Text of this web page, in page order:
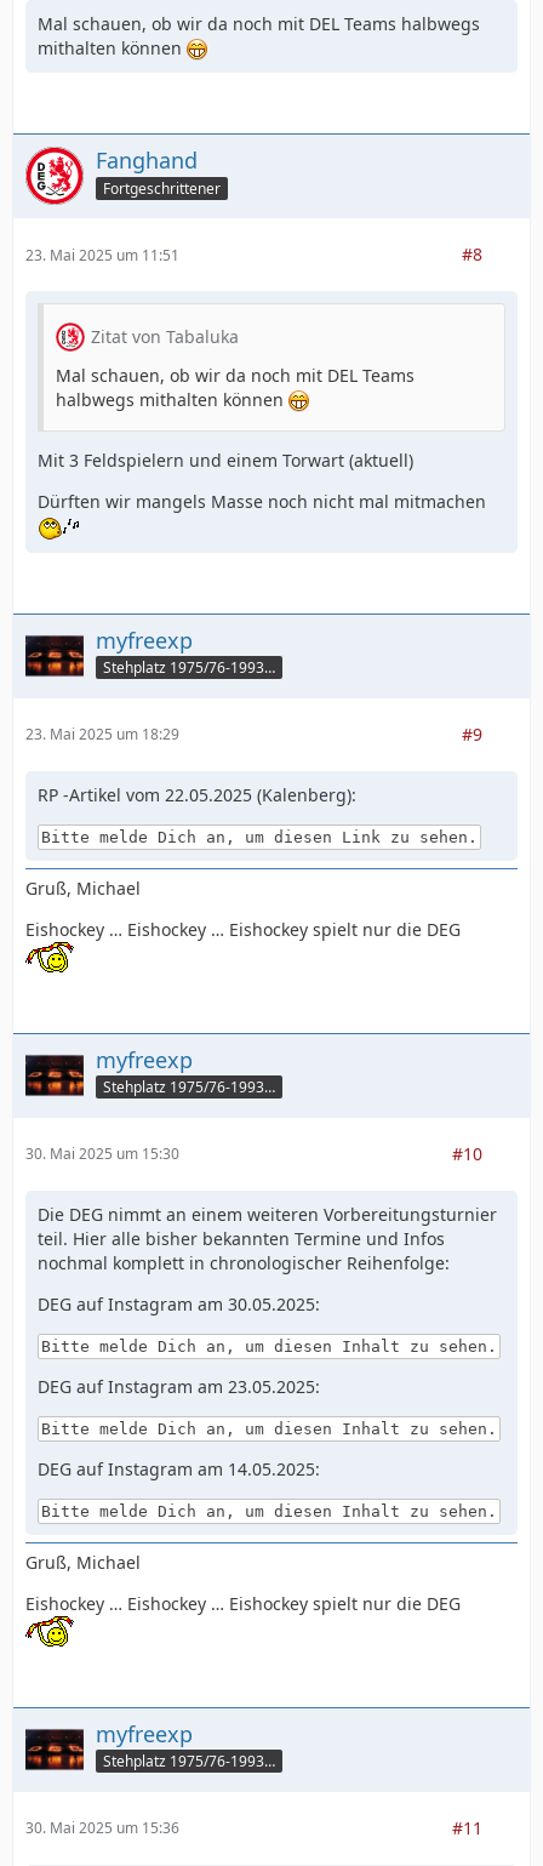
Mal schauen, ob wir da noch mit DEL Teams halbwegs
mithalten können
Fanghand
Fortgeschrittener
23. Mai 2025 um 11:51 #8
Zitat von Tabaluka
Mal schauen, ob wir da noch mit DEL Teams
halbwegs mithalten können
Mit 3 Feldspielern und einem Torwart (aktuell)
Dürften wir mangels Masse noch nicht mal mitmachen
myfreexp
Stehplatz 1975/76-1993/94
23. Mai 2025 um 18:29 #9
RP -Artikel vom 22.05.2025 (Kalenberg):
Bitte melde Dich an, um diesen Link zu sehen.
Gruß, Michael
Eishockey … Eishockey … Eishockey spielt nur die DEG
myfreexp
Stehplatz 1975/76-1993/94
30. Mai 2025 um 15:30 #10
Die DEG nimmt an einem weiteren Vorbereitungsturnier
teil. Hier alle bisher bekannten Termine und Infos
nochmal komplett in chronologischer Reihenfolge:
DEG auf Instagram am 30.05.2025:
Bitte melde Dich an, um diesen Inhalt zu sehen.
DEG auf Instagram am 23.05.2025:
Bitte melde Dich an, um diesen Inhalt zu sehen.
DEG auf Instagram am 14.05.2025:
Bitte melde Dich an, um diesen Inhalt zu sehen.
Gruß, Michael
Eishockey … Eishockey … Eishockey spielt nur die DEG
myfreexp
Stehplatz 1975/76-1993/94
30. Mai 2025 um 15:36 #11